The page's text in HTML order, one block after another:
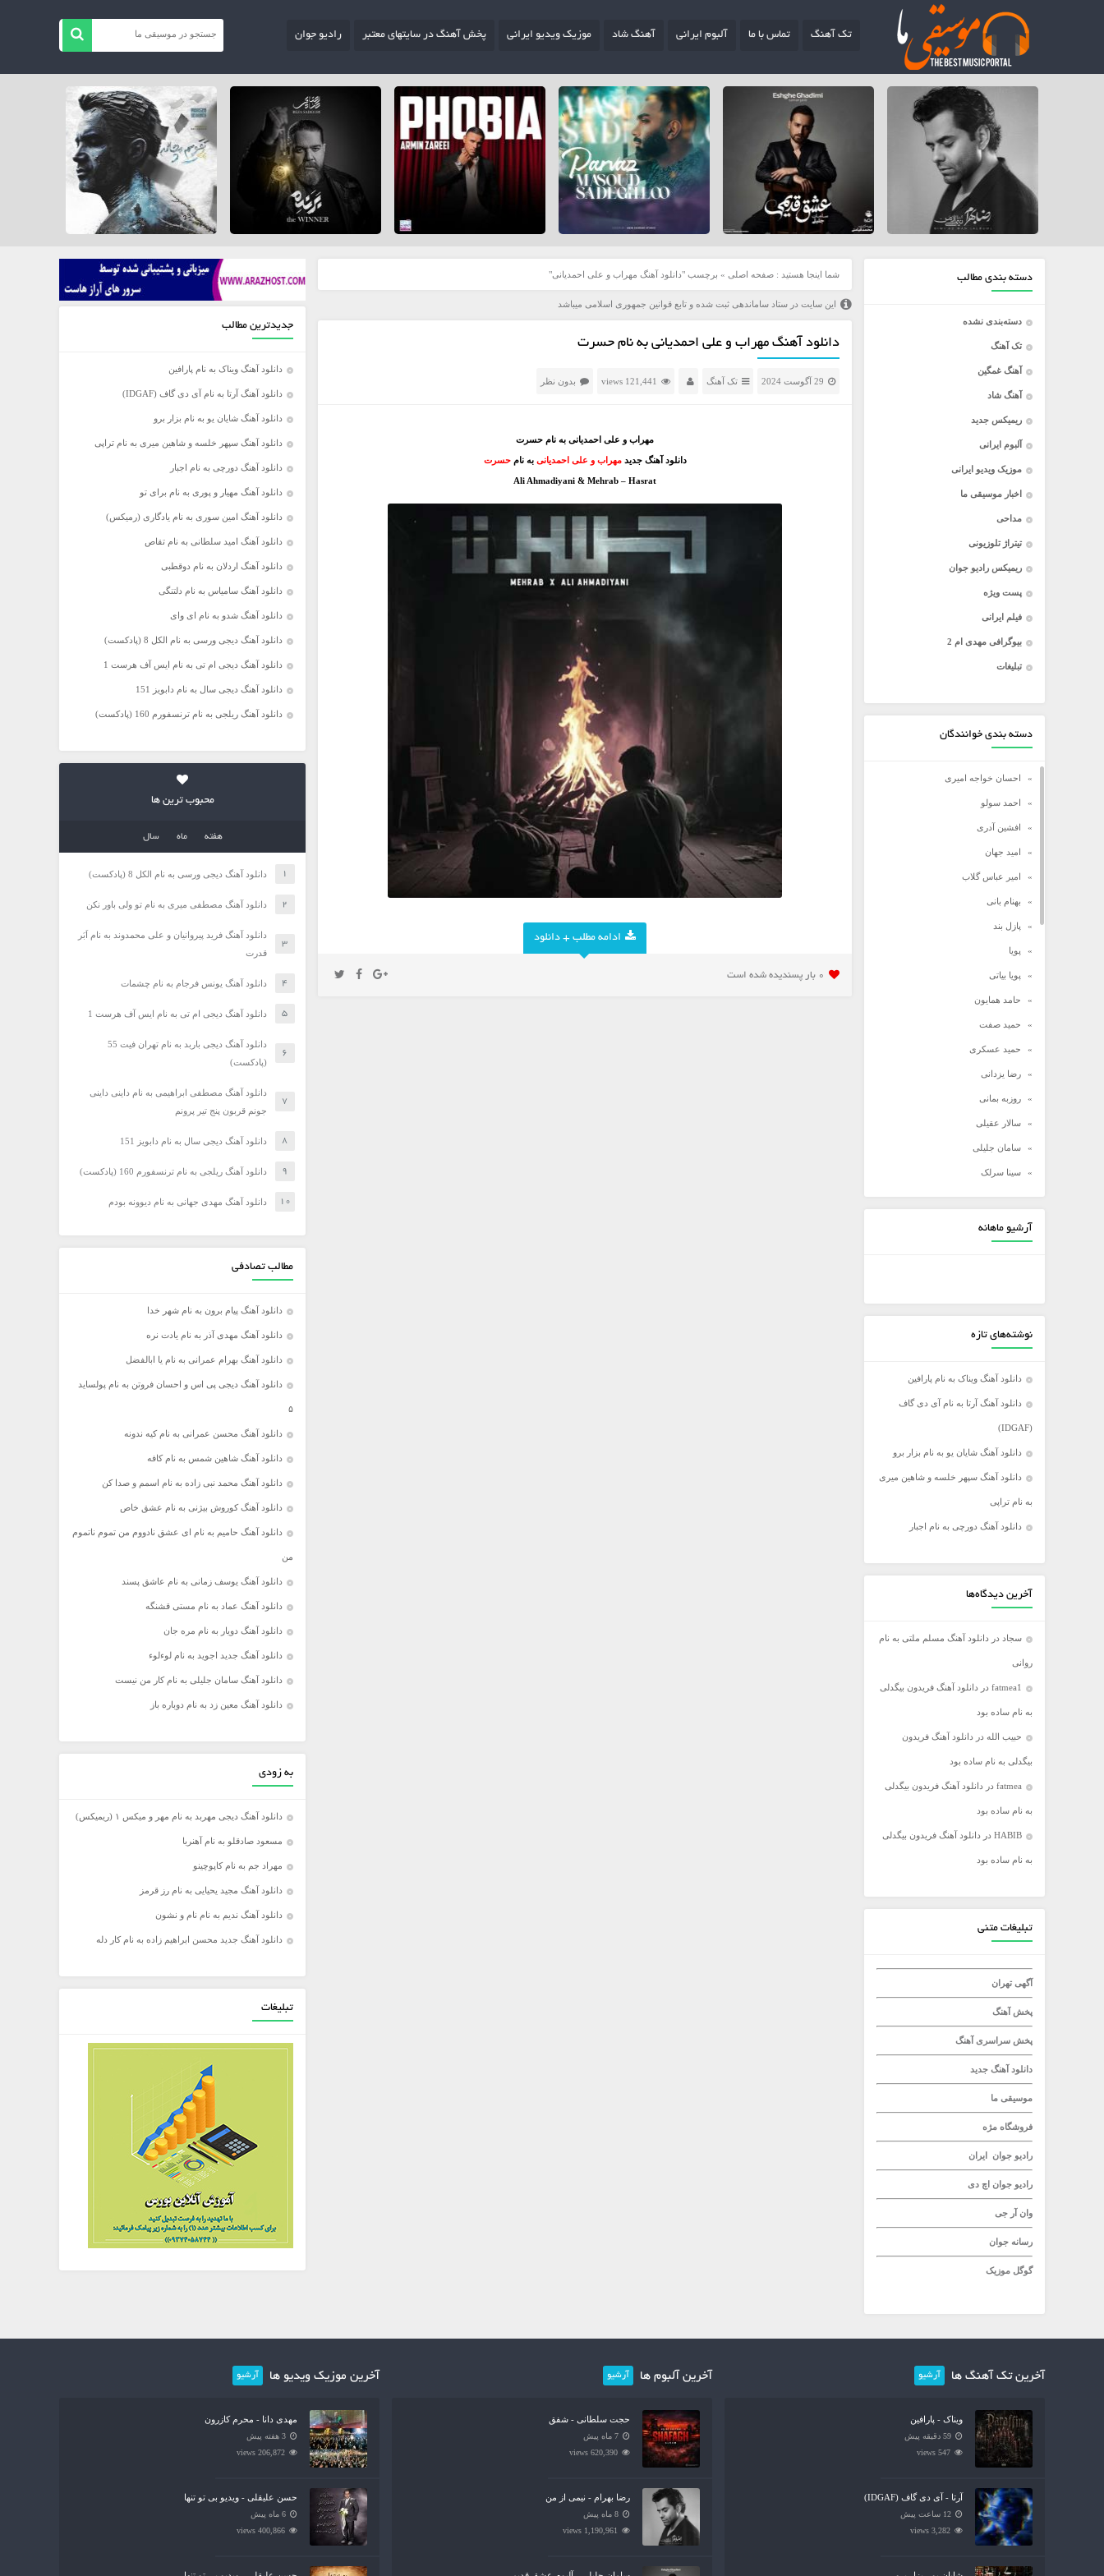
تک آهنگ تماس با ما آلبوم ایرانی آهنگ شاد موزیک ویدیو ایرانی پخش آهنگ در سایتهای معتبر رادیو جوان
دسته بندی مطالب
دسته‌بندی نشده
تک آهنگ
آهنگ غمگین
آهنگ شاد
ریمیکس جدید
آلبوم ایرانی
موزیک ویدیو ایرانی
اخبار موسیقی ما
مداحی
تیتراژ تلوزیونی
ریمیکس رادیو جوان
پست ویژه
فیلم ایرانی
بیوگرافی مهدی ام 2
تبلیغات
دسته بندی خوانندگان
احسان خواجه امیری
احمد سولو
افشین آدری
امید جهان
امیر عباس گلاب
بهنام بانی
پازل بند
پویا
پویا بیاتی
حامد همایون
حمید صفت
حمید عسکری
رضا یزدانی
روزبه بمانی
سالار عقیلی
سامان جلیلی
سینا سرلک
شادمهر عقیلی
مجید اخشابی
مجید خراطها
محسن چاووشی
محسن یگانه
محمد رضا گلزار
محمد علیزاده
مرتضی اشرفی
مرتضی سرمدی
مهدی جهانی
مهدی یغمایی
میثم ابراهیمی
میلاد راستاد
آرشیو ماهانه
نوشته‌های تازه
دانلود آهنگ ویناک به نام پارافین
دانلود آهنگ آرتا به نام آی دی گاف
(IDGAF)
دانلود آهنگ شایان یو به نام بزار برو
دانلود آهنگ سپهر خلسه و شاهین میری
به نام تراپی
دانلود آهنگ دورچی به نام اجبار
آخرین دیدگاه‌ها
سجاد در دانلود آهنگ مسلم ملتی به نام
روانی
fatmea1 در دانلود آهنگ فریدون بیگدلی
به نام ساده بود
حبیب الله در دانلود آهنگ فریدون
بیگدلی به نام ساده بود
fatmea در دانلود آهنگ فریدون بیگدلی
به نام ساده بود
HABIB در دانلود آهنگ فریدون بیگدلی
به نام ساده بود
تبلیغات متنی
آگهی تهران
پخش آهنگ
پخش سراسری آهنگ
دانلود آهنگ جدید
موسیقی ما
فروشگاه مژه
رادیو جوان ایران
رادیو جوان اچ دی
وان آر جی
رسانه جوان
گوگل موزیک
شما اینجا هستید : صفحه اصلی » برچسب "دانلود آهنگ مهراب و علی احمدیانی"
این سایت در ستاد ساماندهی ثبت شده و تابع قوانین جمهوری اسلامی میباشد
دانلود آهنگ مهراب و علی احمدیانی به نام حسرت
29 آگوست 2024 تک آهنگ 121,441 views بدون نظر
مهراب و علی احمدیانی به نام حسرت
دانلود آهنگ جدید مهراب و علی احمدیانی به نامحسرت
Ali Ahmadiyani & Mehrab – Hasrat
ادامه مطلب + دانلود
0 بار پسنديده شده است
جدیدترین مطالب
دانلود آهنگ ویناک به نام پارافین
دانلود آهنگ آرتا به نام آی دی گاف (IDGAF)
دانلود آهنگ شایان یو به نام بزار برو
دانلود آهنگ سپهر خلسه و شاهین میری به نام تراپی
دانلود آهنگ دورچی به نام اجبار
دانلود آهنگ مهیار و پوری به نام برای تو
دانلود آهنگ امین سوری به نام یادگاری (رمیکس)
دانلود آهنگ امید سلطانی به نام تقاص
دانلود آهنگ اردلان به نام دوقطبی
دانلود آهنگ سامیاس به نام دلتنگی
دانلود آهنگ شدو به نام ای وای
دانلود آهنگ دیجی ورسی به نام الکل 8 (پادکست)
دانلود آهنگ دیجی ام تی به نام ایس آف هرست 1
دانلود آهنگ دیجی سال به نام دابویز 151
دانلود آهنگ ریلجی به نام ترنسفورم 160 (پادکست)
محبوب ترین ها
هفته ماه سال
دانلود آهنگ دیجی ورسی به نام الکل 8 (پادکست)
دانلود آهنگ مصطفی میری به نام تو ولی باور نکن
دانلود آهنگ فرید پیروانیان و علی محمدوند به نام اَبَر
قدرت
دانلود آهنگ یونس فرجام به نام چشمات
دانلود آهنگ دیجی ام تی به نام ایس آف هرست 1
دانلود آهنگ دیجی باربد به نام تهران فیت 55
(پادکست)
دانلود آهنگ مصطفی ابراهیمی به نام داینی داینی
جونم قربون پنج تیر پرونم
دانلود آهنگ دیجی سال به نام دابویز 151
دانلود آهنگ ریلجی به نام ترنسفورم 160 (پادکست)
دانلود آهنگ مهدی جهانی به نام دیوونه بودم
مطالب تصادفی
دانلود آهنگ پیام برون به نام شهر خدا
دانلود آهنگ مهدی آذر به نام یادت نره
دانلود آهنگ بهرام عمرانی به نام یا ابالفضل
دانلود آهنگ دیجی پی اس و احسان فروتن به نام پولساید
۵
دانلود آهنگ محسن عمرانی به نام کیه ندونه
دانلود آهنگ شاهین شمس به نام کافه
دانلود آهنگ محمد نبی زاده به نام اسمم و صدا کن
دانلود آهنگ کوروش بیژنی به نام عشق خاص
دانلود آهنگ حامیم به نام ای عشق نادووم من تموم ناتموم
من
دانلود آهنگ یوسف زمانی به نام عاشق پسند
دانلود آهنگ عماد به نام مستی قشنگه
دانلود آهنگ دویار به نام مره جان
دانلود آهنگ جدید اجوید به نام لوءلوء
دانلود آهنگ سامان جلیلی به نام کار من نیست
دانلود آهنگ معین زد به نام دوباره باز
به زودی
دانلود آهنگ دیجی مهربد به نام مهر و میکس ۱ (ریمیکس)
مسعود صادقلو به نام آهنربا
مهراد جم به نام کاپوچینو
دانلود آهنگ مجید یحیایی به نام رز قرمز
دانلود آهنگ ندیم به نام نام و نشون
دانلود آهنگ جدید محسن ابراهیم زاده به نام کار دله
تبلیغات
آخرین تک آهنگ ها آرشیو
ویناک - پارافین
59 دقیقه پیش
547 views
آرتا - آی دی گاف (IDGAF)
12 ساعت پیش
3,282 views
آخرین آلبوم ها آرشیو
حجت سلطانی - شفق
7 ماه پیش
620,390 views
رضا بهرام - نیمی از من
8 ماه پیش
1,190,961 views
آخرین موزیک ویدیو ها آرشیو
مهدی دانا - محرم کازرون
3 هفته پیش
206,872 views
حسن علیقلی - ویدیو بی تو تنها
6 ماه پیش
400,866 views